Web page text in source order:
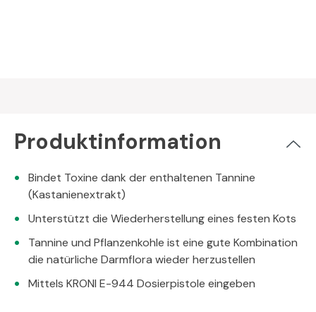
Produktinformation
Bindet Toxine dank der enthaltenen Tannine
(Kastanienextrakt)
Unterstützt die Wiederherstellung eines festen Kots
Tannine und Pflanzenkohle ist eine gute Kombination
die natürliche Darmflora wieder herzustellen
Mittels KRONI E-944 Dosierpistole eingeben